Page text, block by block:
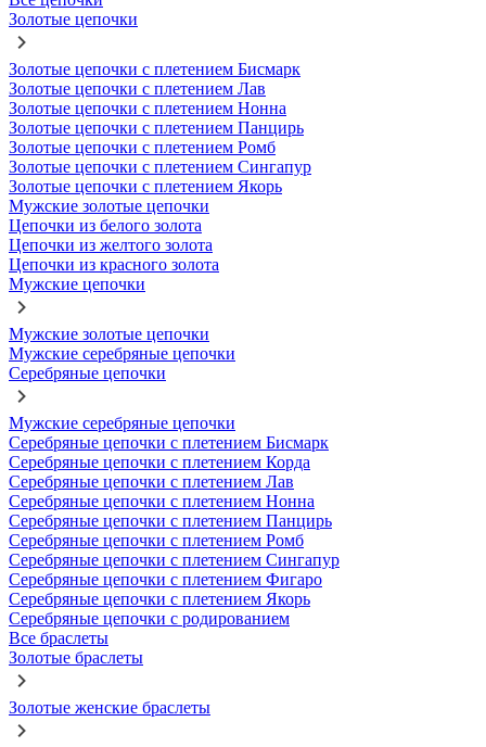
Золотые цепочки
Золотые цепочки с плетением Бисмарк
Золотые цепочки с плетением Лав
Золотые цепочки с плетением Нонна
Золотые цепочки с плетением Панцирь
Золотые цепочки с плетением Ромб
Золотые цепочки с плетением Сингапур
Золотые цепочки с плетением Якорь
Мужские золотые цепочки
Цепочки из белого золота
Цепочки из желтого золота
Цепочки из красного золота
Мужские цепочки
Мужские золотые цепочки
Мужские серебряные цепочки
Серебряные цепочки
Мужские серебряные цепочки
Серебряные цепочки с плетением Бисмарк
Серебряные цепочки с плетением Корда
Серебряные цепочки с плетением Лав
Серебряные цепочки с плетением Нонна
Серебряные цепочки с плетением Панцирь
Серебряные цепочки с плетением Ромб
Серебряные цепочки с плетением Сингапур
Серебряные цепочки с плетением Фигаро
Серебряные цепочки с плетением Якорь
Серебряные цепочки с родированием
Все браслеты
Золотые браслеты
Золотые женские браслеты